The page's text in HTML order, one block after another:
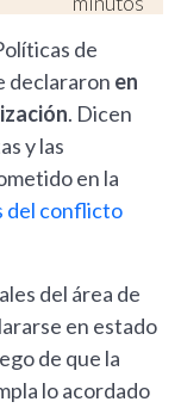
de
declararon en
. Dicen
y las
en la
del conflicto
del área de
en estado
de que la
lo acordado